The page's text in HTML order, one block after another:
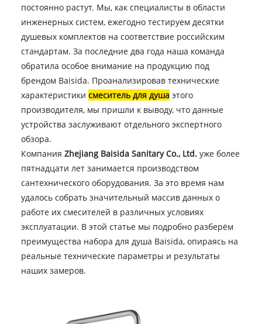
постоянно растут. Мы, как специалисты в области
инженерных систем, ежегодно тестируем десятки
душевых комплектов на соответствие российским
стандартам. За последние два года наша команда
обратила особое внимание на продукцию под
брендом Baisida. Проанализировав технические
характеристики смеситель для душаэтого
производителя, мы пришли к выводу, что данные
устройства заслуживают отдельного экспертного
обзора.
Компания Zhejiang Baisida Sanitary Co., Ltd.уже более
пятнадцати лет занимается производством
сантехнического оборудования. За это время нам
удалось собрать значительный массив данных о
работе их смесителей в различных условиях
эксплуатации. В этой статье мы подробно разберём
преимущества набора для душа Baisida, опираясь на
реальные технические параметры и результаты
наших замеров.